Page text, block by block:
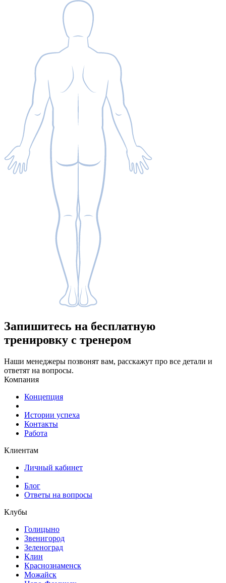
Запишитесь на бесплатную
тренировку с тренером
Наши менеджеры позвонят вам, расскажут про все детали и
ответят на вопросы.
Компания
Концепция
Истории успеха
Контакты
Работа
Клиентам
Личный кабинет
Блог
Ответы на вопросы
Клубы
Голицыно
Звенигород
Зеленоград
Клин
Краснознаменск
Можайск